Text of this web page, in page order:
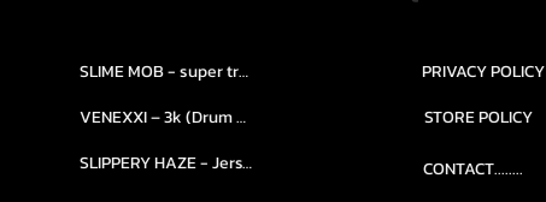
SLIME MOB - super trap.....
VENEXXI – 3k (Drum Kit)....
SLIPPERY HAZE - Jersy club stash kit.
PRIVACY POLICY
STORE POLICY
CONTACT........